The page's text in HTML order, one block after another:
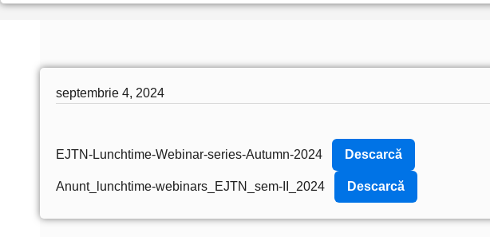
septembrie 4, 2024
EJTN-Lunchtime-Webinar-series-Autumn-2024 Descarcă
Anunt_lunchtime-webinars_EJTN_sem-II_2024 Descarcă